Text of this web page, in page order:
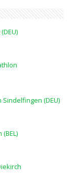
Sindelfingen (DEU)